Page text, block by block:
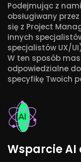
Podejmując z
obsługiwany
się z Project
innych
specjalistów UX/
W ten sposób
odpowiedzialne
specyfikę Twoich
Wsparcie AI